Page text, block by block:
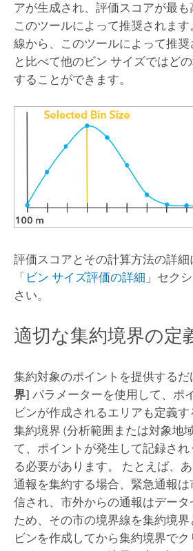
アが生成され、評価スコアが最
このツールによって推奨されま
線から、このツールによって推
と比べて他のビン サイズではど
することができます。
評価スコアとその計算方法の詳
「 ビン サイズ評価の詳細 」セク
さい。
適切な集約境界の定
集約対象のポイントを提供するだ
界] パラメーターを使用して、ポ
ビンが作成されるエリアも定義す
集約境界 (分析範囲または対象地
て、ポイントが発生して記録さ
る必要があります。 たとえば、
通報を集約する場合、緊急通報
信され、市外からの通報はデー
ため、その市の境界線を集約境界
ビンを作成してから集約境界で